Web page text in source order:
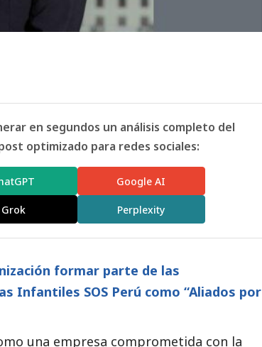
en segundos un análisis completo del
optimizado para redes sociales:
Google AI
Grok Perplexity
formar parte de las
Infantiles SOS Perú como “Aliados por
una empresa comprometida con la